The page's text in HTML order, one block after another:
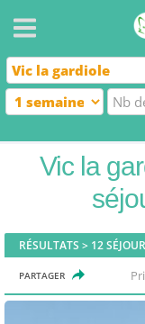
Vic la
RÉSULTATS > 12
PARTAGER